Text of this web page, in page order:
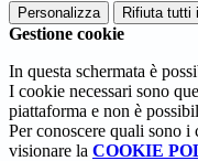
Personalizza Rifiuta tutti
Gestione cookie
In questa schermata è
I cookie necessari sono
piattaforma e non è
Per conoscere quali sono i
visionare la COOKIE